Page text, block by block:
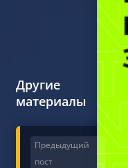
Другие
материалы
Предыдущий
пост